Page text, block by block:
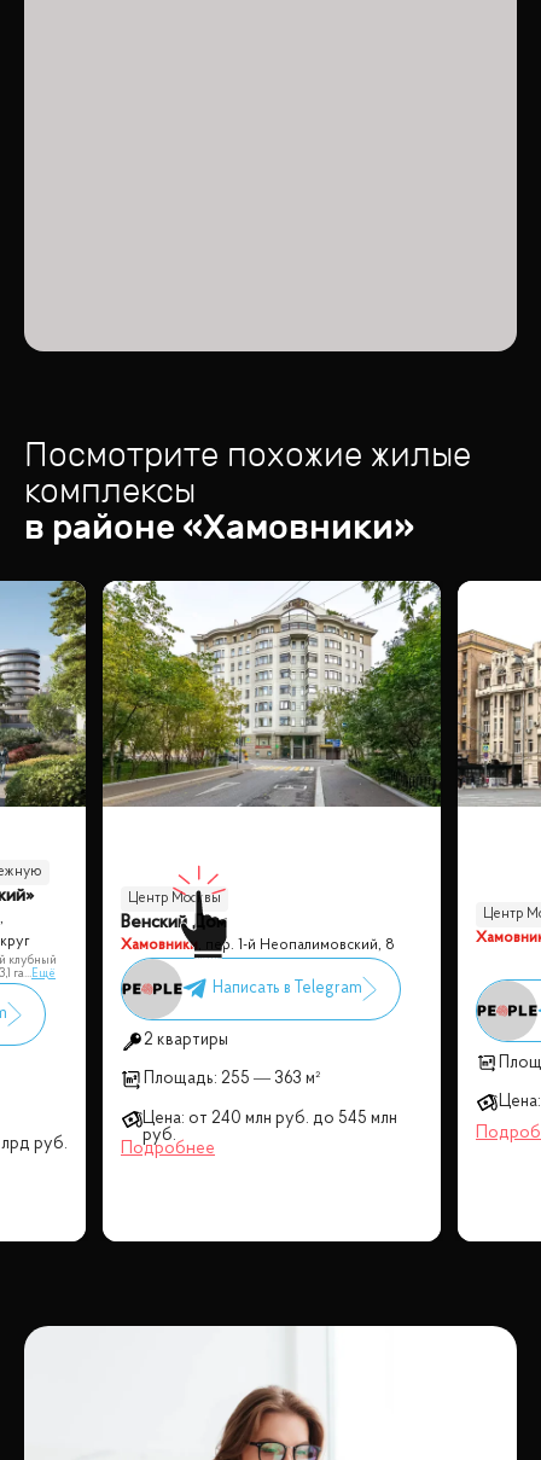
Посмотрите похожие жилые
комплексы
в районе «Хамовники»
клубный
га...Ещё
руб.
Центр Москвы
Венский Дом
Хамовники пер. 1-й Неопалимовский, 8
2 квартиры
Площадь: 255 — 363 м²
Цена: от 240 млн руб. до 545 млн
руб.
Центр
Цена: